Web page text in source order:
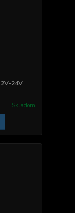
24V
Skladom